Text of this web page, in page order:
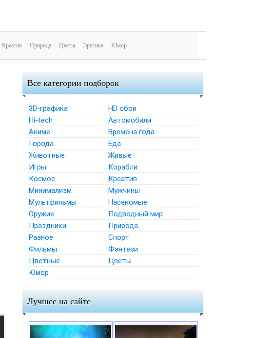
Креатив Природа Цветы Эротика Юмор
Все категории подборок
3D-графика
HD обои
Hi-tech
Автомобили
Аниме
Времена года
Города
Еда
Животные
Живые
Игры
Корабли
Космос
Креатив
Минимализм
Мужчины
Мультфильмы
Насекомые
Оружие
Подводный мир
Праздники
Природа
Разное
Спорт
Фильмы
Фэнтези
Цветные
Цветы
Юмор
Лучшее на сайте